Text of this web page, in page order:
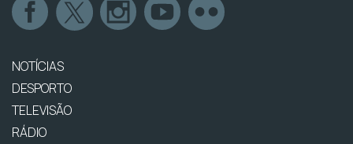
NOTÍCIAS
DESPORTO
TELEVISÃO
RÁDIO